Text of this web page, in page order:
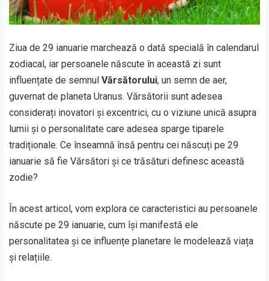
Ziua de 29 ianuarie marchează o dată specială în calendarul
zodiacal, iar persoanele născute în această zi sunt
influențate de semnulVărsătorului, un semn de aer,
guvernat de planeta Uranus. Vărsătorii sunt adesea
considerați inovatori și excentrici, cu o viziune unică asupra
lumii și o personalitate care adesea sparge tiparele
tradiționale. Ce înseamnă însă pentru cei născuți pe 29
ianuarie să fie Vărsători și ce trăsături definesc această
zodie?
În acest articol, vom explora ce caracteristici au persoanele
născute pe 29 ianuarie, cum își manifestă ele
personalitatea și ce influențe planetare le modelează viața
și relațiile.